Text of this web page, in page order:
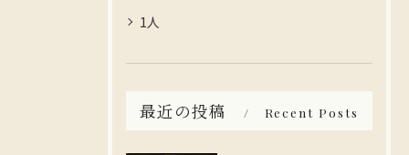
1人
最近の投稿 Recent Posts